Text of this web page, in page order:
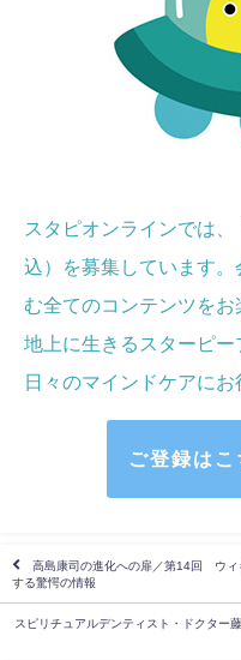
スタピオンラインでは
込）を募集しています
む全てのコンテンツをお
地上に生きるスターピー
日々のマインドケアにお
ご登録はこ
高島康司の進化への扉／第14回 ウィ
する驚愕の情報
スピリチュアルデンティスト・ドクター